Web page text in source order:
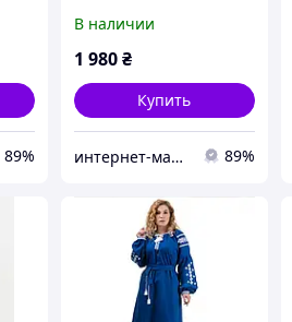
89%
В наличии
1 980₴
Купить
интернет-магазин одежды Ovi-Shop 89%